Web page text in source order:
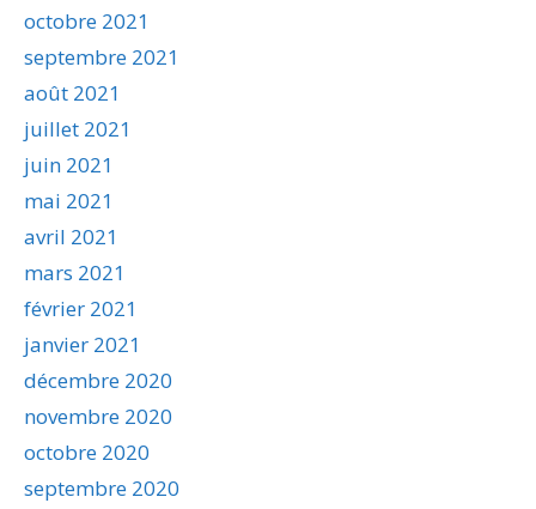
octobre 2021
septembre 2021
août 2021
juillet 2021
juin 2021
mai 2021
avril 2021
mars 2021
février 2021
janvier 2021
décembre 2020
novembre 2020
octobre 2020
septembre 2020